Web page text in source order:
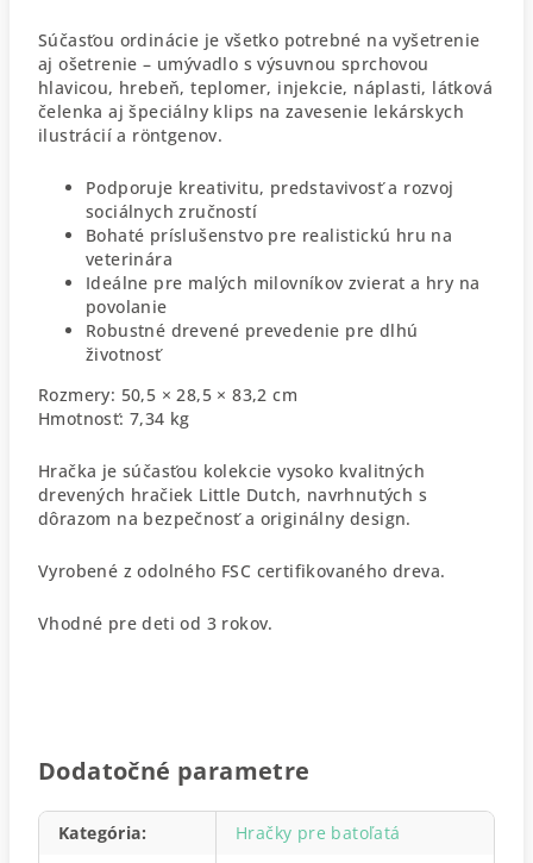
Súčasťou ordinácie je všetko potrebné na vyšetrenie
aj ošetrenie – umývadlo s výsuvnou sprchovou
hlavicou, hrebeň, teplomer, injekcie, náplasti, látková
čelenka aj špeciálny klips na zavesenie lekárskych
ilustrácií a röntgenov.
Podporuje kreativitu, predstavivosť a rozvoj
sociálnych zručností
Bohaté príslušenstvo pre realistickú hru na
veterinára
Ideálne pre malých milovníkov zvierat a hry na
povolanie
Robustné drevené prevedenie pre dlhú
životnosť
Rozmery: 50,5 × 28,5 × 83,2 cm
Hmotnosť: 7,34 kg
Hračka je súčasťou kolekcie vysoko kvalitných
drevených hračiek Little Dutch, navrhnutých s
dôrazom na bezpečnosť a originálny design.
Vyrobené z odolného FSC certifikovaného dreva.
Vhodné pre deti od 3 rokov.
Dodatočné parametre
Kategória:
Hračky pre batoľatá